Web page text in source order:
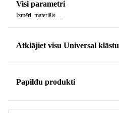
Visi parametri
Izmēri, materiāls…
Atklājiet visu Universal klāstu
Papildu produkti